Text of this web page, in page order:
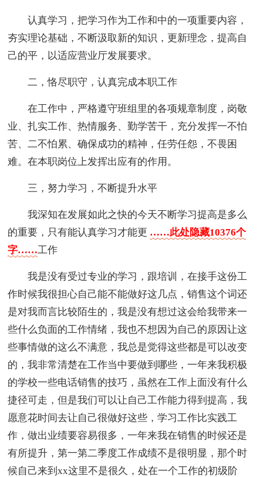
认真学习，把学习作为工作和中的一项重要内容，
夯实理论基础，不断汲取新的知识，更新理念，提高自
己的平，以适应营业厅发展要求。
二，恪尽职守，认真完成本职工作
在工作中，严格遵守班组里的各项规章制度，岗敬
业、扎实工作、热情服务、勤学苦干，充分发挥一不怕
苦、二不怕累、确保成功的精神，任劳任怨，不畏困
难。在本职岗位上发挥出应有的作用。
三，努力学习，不断提升水平
我深知在发展如此之快的今天不断学习提高是多么
的重要，只有能认真学习才能更 ……此处隐藏10376个
字……工作
我是没有受过专业的学习，跟培训，在接手这份工
作时候我很担心自己能不能做好这几点，销售这个词还
是对我而言比较陌生的，我是没有想过这会给我带来一
些什么负面的工作情绪，我也不想因为自己的原因让这
些事情做的这么不满意，我总是觉得这些都是可以改变
的，我非常清楚在工作当中要做到哪些，一年来我积极
的学校一些电话销售的技巧，虽然在工作上面没有什么
捷径可走，但是我们可以让自己工作能力得到提高，我
愿意花时间去让自己很做好这些，学习工作比实践工
作，做出业绩要容易很多，一年来我在销售的时候还是
有所提升，第一第二季度工作成绩不是很明显，那个时
候自己来到xx这里不是很久，处在一个工作的初级阶